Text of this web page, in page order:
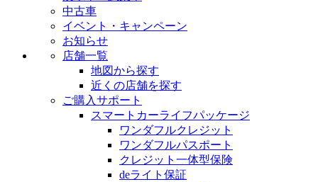
中古車
イベント・キャンペーン
お知らせ
店舗一覧
地図から探す
近くの店舗を探す
ご購入サポート
スマートカーライフパッケージ
ワンダフルクレジット
ワンダフルパスポート
クレジット一体型保険
deライト保証